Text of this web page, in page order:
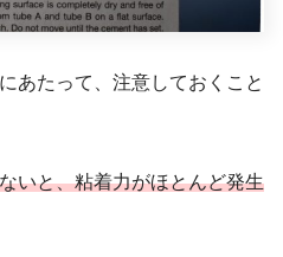
あたって、注意しておくこと
いと、粘着力がほとんど発生